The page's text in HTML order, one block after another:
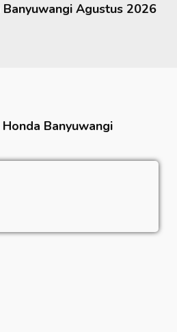
Banyuwangi Agustus 2026
Honda Banyuwangi